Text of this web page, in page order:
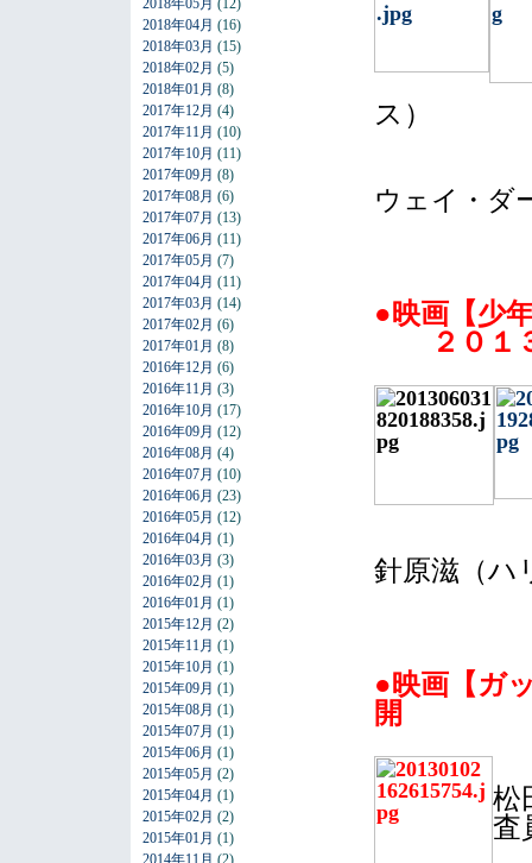
2018年05月 (12)
2018年04月 (16)
2018年03月 (15)
2018年02月 (5)
2018年01月 (8)
2017年12月 (4)
2017年11月 (10)
2017年10月 (11)
2017年09月 (8)
2017年08月 (6)
2017年07月 (13)
2017年06月 (11)
2017年05月 (7)
2017年04月 (11)
2017年03月 (14)
2017年02月 (6)
2017年01月 (8)
2016年12月 (6)
2016年11月 (3)
2016年10月 (17)
2016年09月 (12)
2016年08月 (4)
2016年07月 (10)
2016年06月 (23)
2016年05月 (12)
2016年04月 (1)
2016年03月 (3)
2016年02月 (1)
2016年01月 (1)
2015年12月 (2)
2015年11月 (1)
2015年10月 (1)
2015年09月 (1)
2015年08月 (1)
2015年07月 (1)
2015年06月 (1)
2015年05月 (2)
2015年04月 (1)
2015年02月 (2)
2015年01月 (1)
2014年11月 (2)
ス）
ウェイ・ダ
●映画【少
２０１３
針原滋（
●映画【ガ
開
松
査